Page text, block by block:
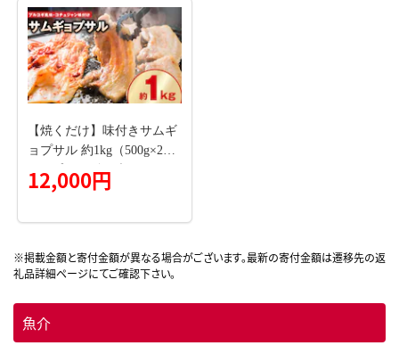
【焼くだけ】味付きサムギ
ョプサル 約1kg（500g×2
P） プルコギ風味とコチュ
ジャン味付け 食べ比べセッ
12,000円
魚介